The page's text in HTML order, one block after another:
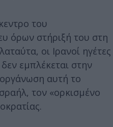
του
όρων στήριξή του στη
οι Ιρανοί ηγέτες
εμπλέκεται στην
αυτή το
τον «ορκισμένο